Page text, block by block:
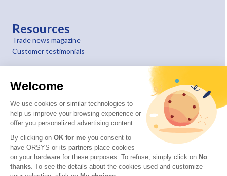
Welcome
We use cookies or similar technologies to
help us improve your browsing experience or
offer you personalized advertising content.
By clicking on OK for me you consent to
have ORSYS or its partners place cookies
on your hardware for these purposes. To refuse, simply click on No
thanks. To see the details about the cookies used and customize
Resources
Trade news magazine
Customer testimonials